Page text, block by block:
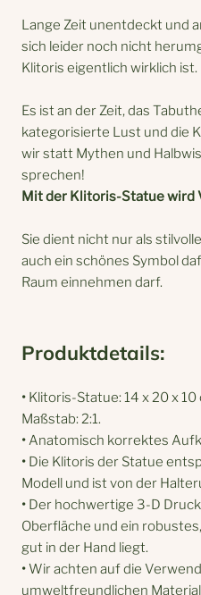
Lange Zeit unentdeckt und
sich leider noch nicht
Klitoris eigentlich wirklich ist.
Es ist an der Zeit, das
kategorisierte Lust und die
wir statt Mythen und
sprechen!
Mit der Klitoris-Statue wird
Sie dient nicht nur als
auch ein schönes Symbol
Raum einnehmen darf.
Produktdetails:
• Klitoris-Statue: 14 x 20 x 10
Maßstab: 2:1.
• Anatomisch korrektes
• Die Klitoris der Statue
Modell und ist von der
• Der hochwertige 3-D
Oberfläche und ein
gut in der Hand liegt.
•Wir achten auf die
umweltfreundlichen